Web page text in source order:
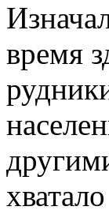
время